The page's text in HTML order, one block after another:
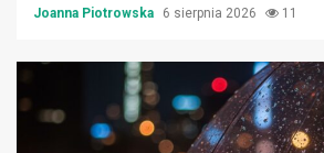
Joanna Piotrowska 6 sierpnia 2026 11